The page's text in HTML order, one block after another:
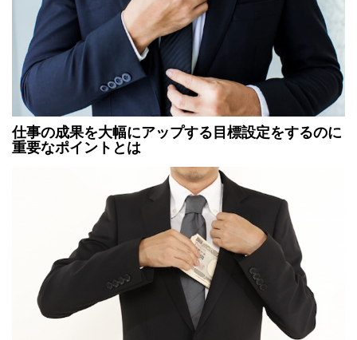
仕事の成果を大幅にアップする目標設定をするのに
重要なポイントとは